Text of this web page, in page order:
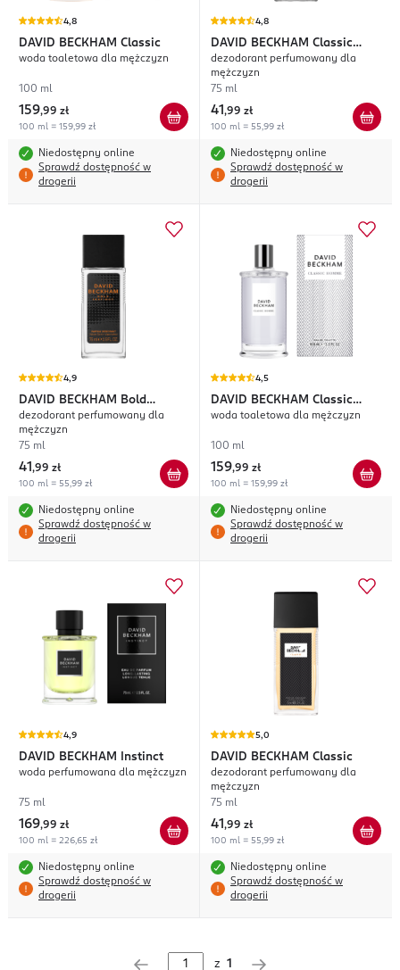
4,8
DAVID BECKHAM Classic
woda toaletowa dla mężczyzn
100 ml
159,99 zł
100 ml = 159,99 zł
Niedostępny online
Sprawdź dostępność w
drogerii
4,8
DAVID BECKHAM Classic
Blue
dezodorant perfumowany dla
mężczyzn
75 ml
41 ,99 zł
100 ml = 55,99 zł
Niedostępny online
Sprawdź dostępność w
drogerii
4,9
DAVID BECKHAM
Bold
Instinct
dezodorant perfumowany dla
mężczyzn
75 ml
41 ,99 zł
100 ml = 55,99 zł
Niedostępny online
Sprawdź dostępność w
drogerii
4,5
DAVID BECKHAM Classic
Homme
woda toaletowa dla mężczyzn
100 ml
159,99 zł
100 ml = 159,99 zł
Niedostępny online
Sprawdź dostępność w
drogerii
4,9
DAVID BECKHAM Instinct
woda perfumowana dla mężczyzn
75 ml
169,99 zł
100 ml = 226,65 zł
Niedostępny online
Sprawdź dostępność w
drogerii
5,0
DAVID BECKHAM Classic
dezodorant perfumowany dla
mężczyzn
75 ml
41 ,99 zł
100 ml = 55,99 zł
Niedostępny online
Sprawdź dostępność w
drogerii
z 1